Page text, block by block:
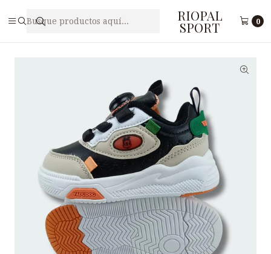
RIOPAL
SPORT 0
Zapatilla Free Style para Nińos(a) VADUDOG B3-15